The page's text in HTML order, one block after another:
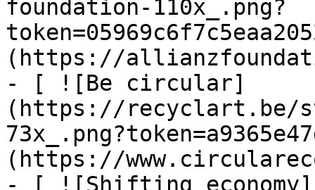
foundation-110x_.png?
(https://
- [ ![Be circular]
(https://recyclart.be/
(https://
- [ ![Shifting economy]